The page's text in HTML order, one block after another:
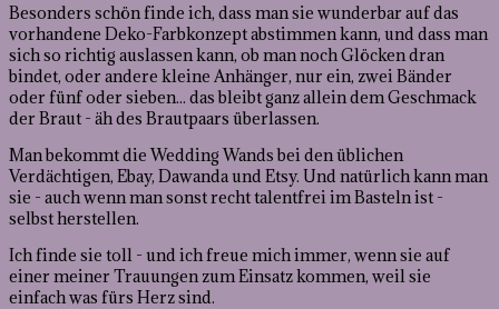
Besonders schön finde ich, dass man sie wunderbar auf das
vorhandene Deko-Farbkonzept abstimmen kann, und dass man
sich so richtig auslassen kann, ob man noch Glöcken dran
bindet, oder andere kleine Anhänger, nur ein, zwei Bänder
oder fünf oder sieben... das bleibt ganz allein dem Geschmack
der Braut - äh des Brautpaars überlassen.
Man bekommt die Wedding Wands bei den üblichen
Verdächtigen, Ebay, Dawanda und Etsy. Und natürlich kann man
sie - auch wenn man sonst recht talentfrei im Basteln ist -
selbst herstellen.
Ich finde sie toll - und ich freue mich immer, wenn sie auf
einer meiner Trauungen zum Einsatz kommen, weil sie
einfach was fürs Herz sind.